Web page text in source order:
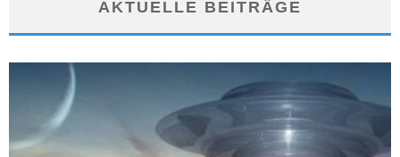
AKTUELLE BEITRÄGE